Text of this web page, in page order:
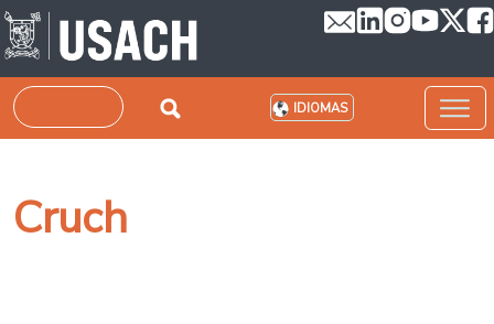
Pasar al contenido principal
Buscar IDIOMAS
Cruch